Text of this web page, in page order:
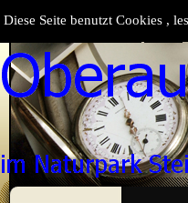
Diese Seite benutzt Cookies ,